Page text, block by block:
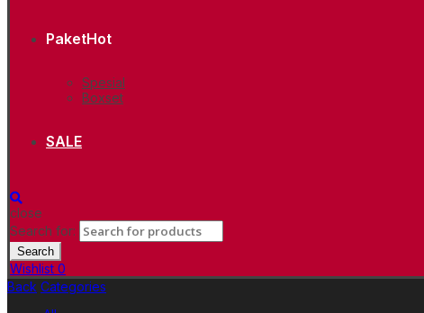
PaketHot
Spesial
Boxset
SALE
close
Search for:
Search
Wishlist 0
Back Categories